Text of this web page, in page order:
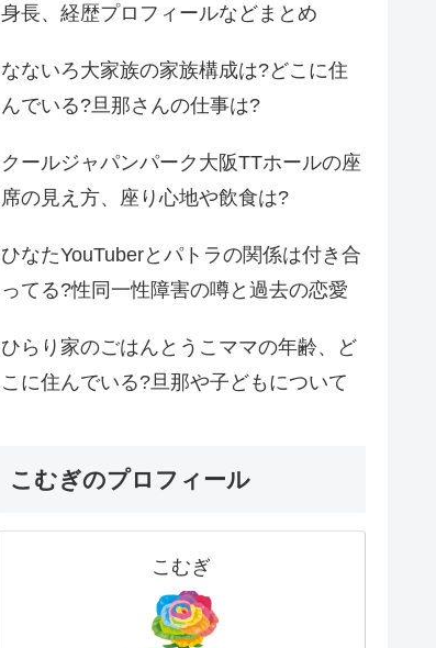
身長、経歴プロフィールなどまとめ
なないろ大家族の家族構成は?どこに住
んでいる?旦那さんの仕事は?
クールジャパンパーク大阪TTホールの座
席の見え方、座り心地や飲食は?
ひなたYouTuberとパトラの関係は付き合
ってる?性同一性障害の噂と過去の恋愛
ひらり家のごはんとうこママの年齢、ど
こに住んでいる?旦那や子どもについて
こむぎのプロフィール
こむぎ